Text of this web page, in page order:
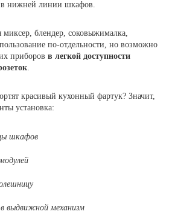
нижней линии шкафов.
блендер, соковыжималка,
по-отдельности, но возможно
приборов в легкой доступности
красивый кухонный фартук? Значит,
установка:
шкафов
выдвижной механизм